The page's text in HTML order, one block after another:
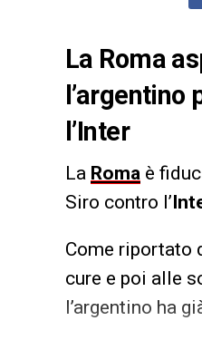
La Roma
l’argentino
l’Inter
La Roma è
Siro contro l’
Come riportato
cure e poi alle
l’argentino ha